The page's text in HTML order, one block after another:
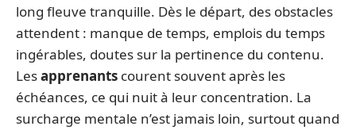
long fleuve tranquille. Dès le départ, des obstacles
attendent : manque de temps, emplois du temps
ingérables, doutes sur la pertinence du contenu.
Lesapprenants courent souvent après les
échéances, ce qui nuit à leur concentration. La
surcharge mentale n’est jamais loin, surtout quand